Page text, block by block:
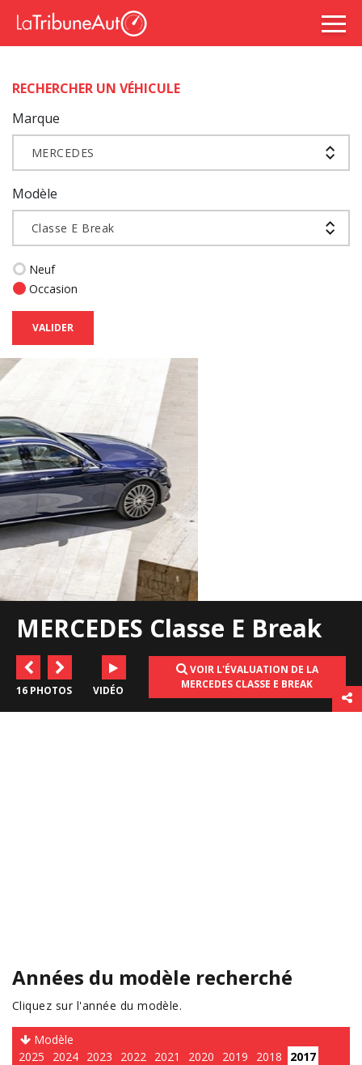
RECHERCHER UN VÉHICULE
Marque
MERCEDES
Modèle
Classe E Break
Neuf
Occasion
VALIDER
MERCEDES Classe E Break
16 PHOTOS VIDÉO
VOIR L'ÉVALUATION DE LA
MERCEDES CLASSE E BREAK
Années du modèle recherché
Cliquez sur l'année du modèle.
Modèle
2025
2024 2023 2022 2021 2020 2019 2018
2017